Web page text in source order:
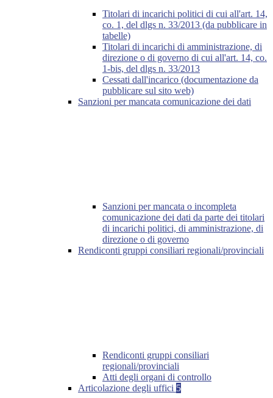
Titolari di incarichi politici di cui all'art. 14,
co. 1, del dlgs n. 33/2013 (da pubblicare in
tabelle)
Titolari di incarichi di amministrazione, di
direzione o di governo di cui all'art. 14, co.
1-bis, del dlgs n. 33/2013
Cessati dall'incarico (documentazione da
pubblicare sul sito web)
Sanzioni per mancata comunicazione dei dati
Sanzioni per mancata o incompleta
comunicazione dei dati da parte dei titolari
di incarichi politici, di amministrazione, di
direzione o di governo
Rendiconti gruppi consiliari regionali/provinciali
Rendiconti gruppi consiliari
regionali/provinciali
Atti degli organi di controllo
Articolazione degli uffici 5